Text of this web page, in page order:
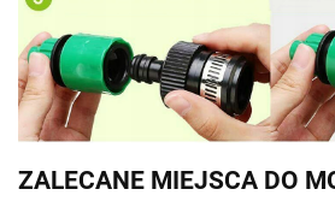
ZALECANE MIEJSCA DO